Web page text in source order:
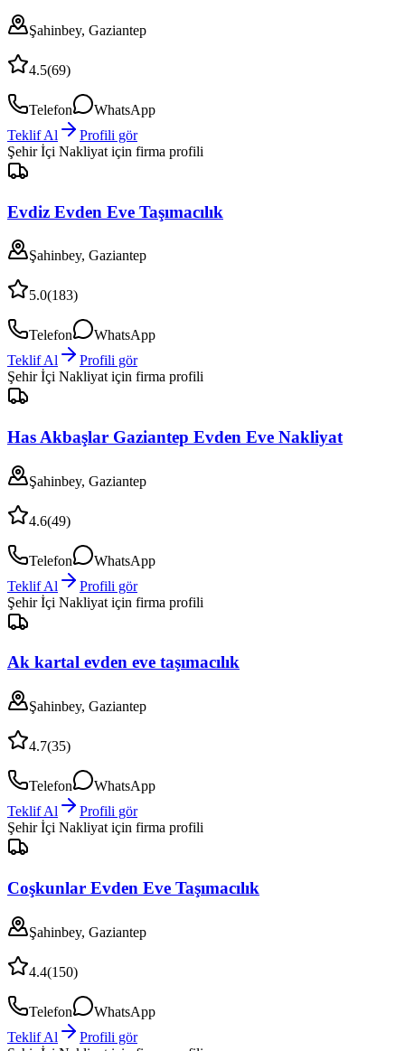
Şahinbey, Gaziantep
4.5(69)
Telefon
WhatsApp
Teklif Al
Profili gör
Şehir İçi Nakliyat için firma profili
Evdiz Evden Eve Taşımacılık
Şahinbey, Gaziantep
5.0(183)
Telefon
WhatsApp
Teklif Al
Profili gör
Şehir İçi Nakliyat için firma profili
Has Akbaşlar Gaziantep Evden Eve Nakliyat
Şahinbey, Gaziantep
4.6(49)
Telefon
WhatsApp
Teklif Al
Profili gör
Şehir İçi Nakliyat için firma profili
Ak kartal evden eve taşımacılık
Şahinbey, Gaziantep
4.7(35)
Telefon
WhatsApp
Teklif Al
Profili gör
Şehir İçi Nakliyat için firma profili
Coşkunlar Evden Eve Taşımacılık
Şahinbey, Gaziantep
4.4(150)
Telefon
WhatsApp
Teklif Al
Profili gör